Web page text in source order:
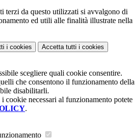
terzi da questo utilizzati si avvalgono di
ed utili alle finalità illustrate nella
i cookies Accetta tutti i cookies
scegliere quali cookie consentire.
che consentono il funzionamento della
disabilitarli.
cookie necessari al funzionamento potete
.